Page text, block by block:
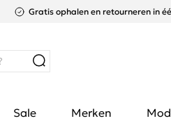
Gratis ophalen en retourneren in
Sale Merken